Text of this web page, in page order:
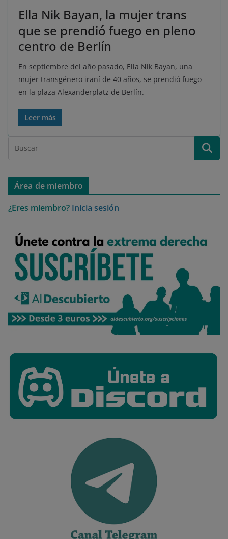
Ella Nik Bayan, la mujer trans
que se prendió fuego en pleno
centro de Berlín
En septiembre del año pasado, Ella Nik Bayan, una
mujer transgénero iraní de 40 años, se prendió fuego
en la plaza Alexanderplatz de Berlín.
Leer más
Área de miembro
¿Eres miembro? Inicia sesión